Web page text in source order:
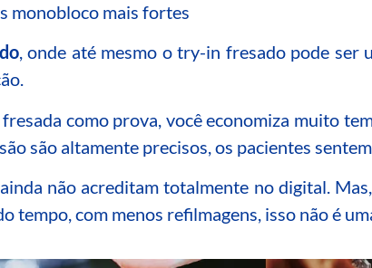
monobloco mais fortes
, onde até mesmo o try-in fresado pode ser
como prova, você economiza muito
são altamente precisos, os pacientes
não acreditam totalmente no digital.
tempo, com menos refilmagens, isso não é